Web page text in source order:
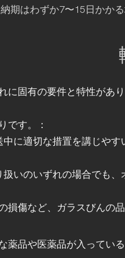
期はわずか7〜15日かかる
固有の要件と特性があ
です。：
に適切な措置を講じや
いのいずれの場合でも
損傷など、ガラスびんの
品や医薬品が入ってい